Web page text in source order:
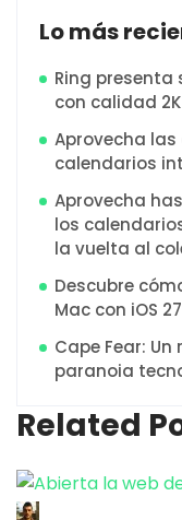
Lo más
Ring
con calidad 2K
Aprovecha
calendarios
Aprovecha
los
la vuelta al
Descubre
Mac con iOS 27
Cape Fear:
paranoia
Related